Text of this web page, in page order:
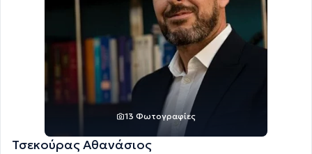
13 Φωτογραφίες
Τσεκούρας Αθανάσιος